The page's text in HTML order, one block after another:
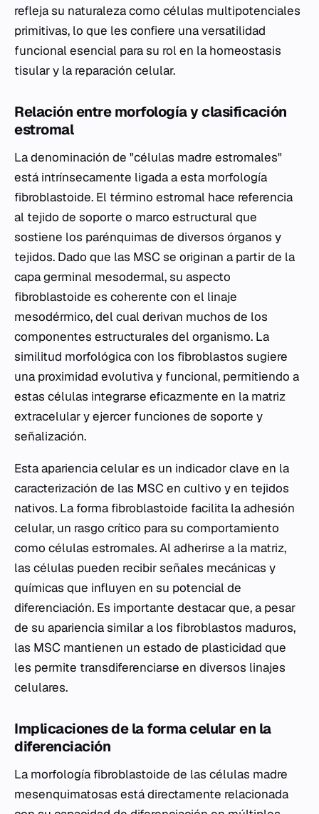
refleja su naturaleza como células multipotenciales
primitivas, lo que les confiere una versatilidad
funcional esencial para su rol en la homeostasis
tisular y la reparación celular.
Relación entre morfología y clasificación
estromal
La denominación de "células madre estromales"
está intrínsecamente ligada a esta morfología
fibroblastoide. El término estromal hace referencia
al tejido de soporte o marco estructural que
sostiene los parénquimas de diversos órganos y
tejidos. Dado que las MSC se originan a partir de la
capa germinal mesodermal, su aspecto
fibroblastoide es coherente con el linaje
mesodérmico, del cual derivan muchos de los
componentes estructurales del organismo. La
similitud morfológica con los fibroblastos sugiere
una proximidad evolutiva y funcional, permitiendo a
estas células integrarse eficazmente en la matriz
extracelular y ejercer funciones de soporte y
señalización.
Esta apariencia celular es un indicador clave en la
caracterización de las MSC en cultivo y en tejidos
nativos. La forma fibroblastoide facilita la adhesión
celular, un rasgo crítico para su comportamiento
como células estromales. Al adherirse a la matriz,
las células pueden recibir señales mecánicas y
químicas que influyen en su potencial de
diferenciación. Es importante destacar que, a pesar
de su apariencia similar a los fibroblastos maduros,
las MSC mantienen un estado de plasticidad que
les permite transdiferenciarse en diversos linajes
celulares.
Implicaciones de la forma celular en la
diferenciación
La morfología fibroblastoide de las células madre
mesenquimatosas está directamente relacionada